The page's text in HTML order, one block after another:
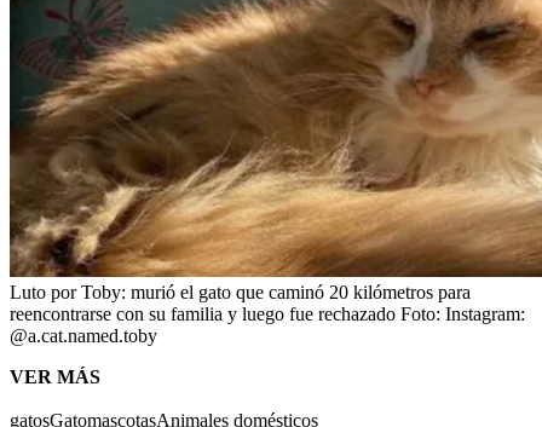
Luto por Toby: murió el gato que caminó 20 kilómetros para
reencontrarse con su familia y luego fue rechazado Foto: Instagram:
@a.cat.named.toby
VER MÁS
gatosGatomascotasAnimales domésticos